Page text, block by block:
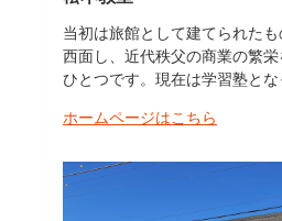
当初は旅館として建てられた
西面し、近代秩父の商業の繁
ひとつです。現在は学習塾とな
ホームページはこちら